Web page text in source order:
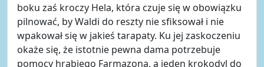
boku zaś kroczy Hela, która czuje się w obowiązku
pilnować, by Waldi do reszty nie sfiksował i nie
wpakował się w jakieś tarapaty. Ku jej zaskoczeniu
okaże się, że istotnie pewna dama potrzebuje
pomocy hrabiego Farmazona, a jeden krokodyl do